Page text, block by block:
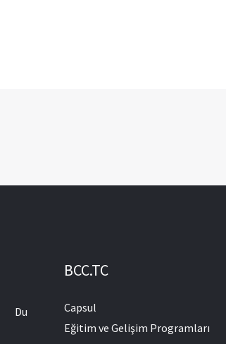
Du
BCC.TC
Capsul
Eğitim ve Gelişim Programları